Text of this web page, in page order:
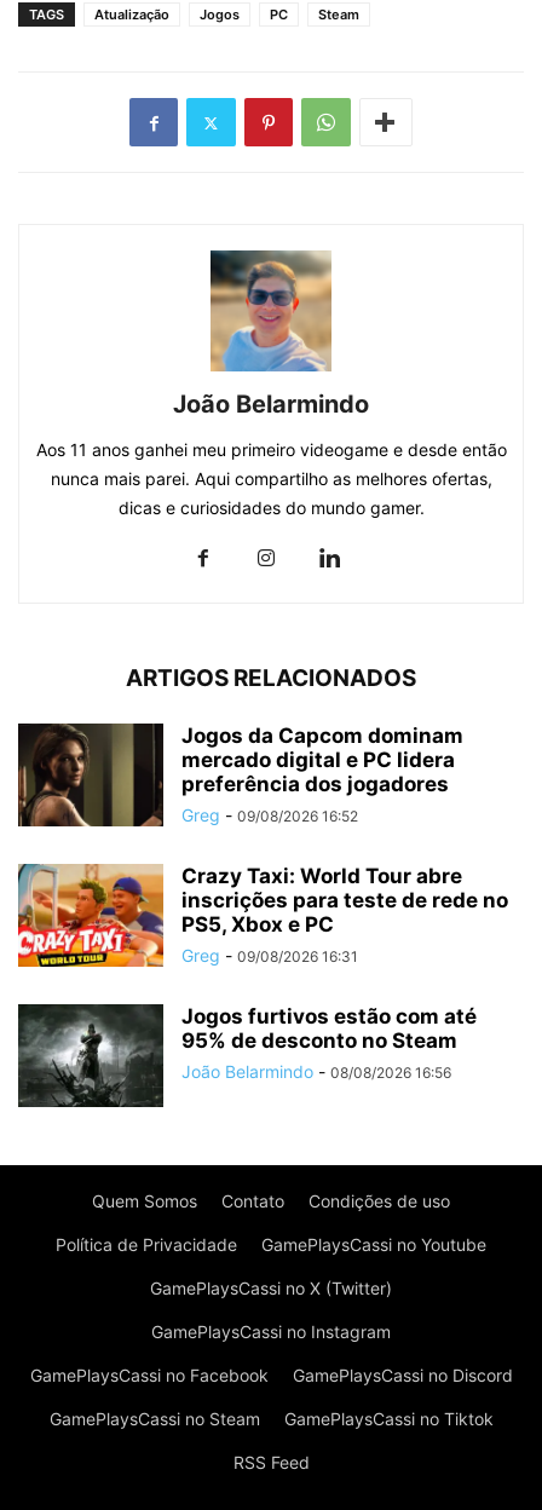
TAGS
Atualização Jogos PC Steam
João Belarmindo
Aos 11 anos ganhei meu primeiro videogame e desde então
nunca mais parei. Aqui compartilho as melhores ofertas,
dicas e curiosidades do mundo gamer.
ARTIGOS RELACIONADOS
Jogos da Capcom dominam
mercado digital e PC lidera
preferência dos jogadores
Greg - 09/08/2026 16:52
Crazy Taxi: World Tour abre
inscrições para teste de rede no
PS5, Xbox e PC
Greg - 09/08/2026 16:31
Jogos furtivos estão com até
95% de desconto no Steam
João Belarmindo - 08/08/2026 16:56
Quem Somos Contato Condições de uso
Política de Privacidade GamePlaysCassi no Youtube
GamePlaysCassi no X (Twitter)
GamePlaysCassi no Instagram
GamePlaysCassi no Facebook GamePlaysCassi no Discord
GamePlaysCassi no Steam GamePlaysCassi no Tiktok
RSS Feed